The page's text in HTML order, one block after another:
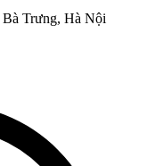
Trưng, Hà Nội